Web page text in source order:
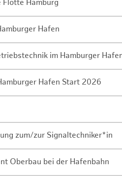
Hamburg
Hafen
im Hamburger
Hafen Start 2026
zum/zur Signaltechniker*in
Oberbau bei der Hafenbahn